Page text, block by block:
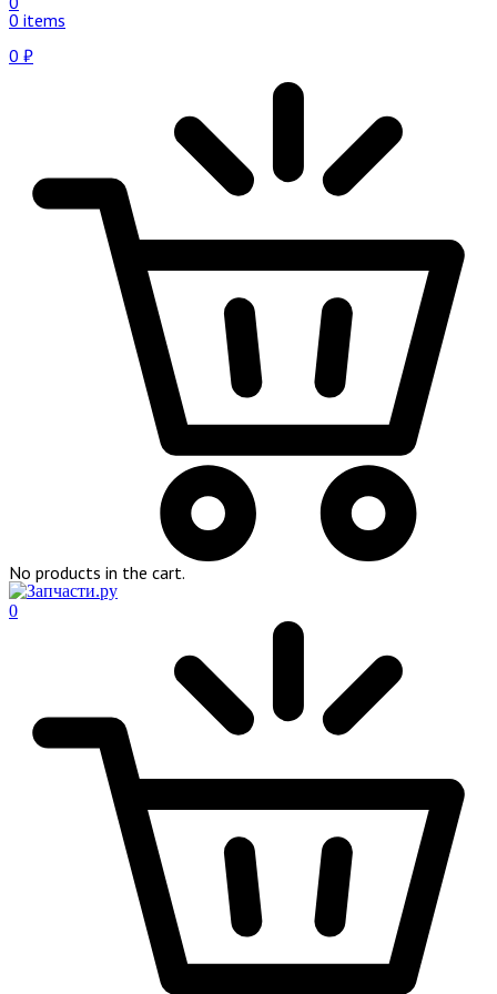
0 items
0 ₽
No products in the cart.
0